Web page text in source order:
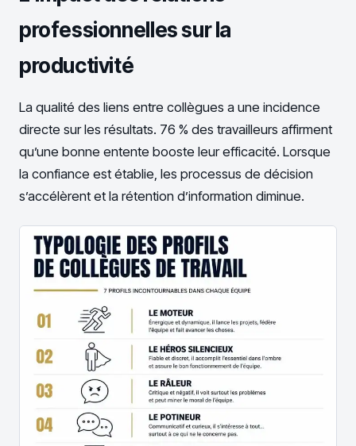
professionnelles sur la
productivité
La qualité des liens entre collègues a une incidence
directe sur les résultats. 76 % des travailleurs affirment
qu’une bonne entente booste leur efficacité. Lorsque
la confiance est établie, les processus de décision
s’accélèrent et la rétention d’information diminue.